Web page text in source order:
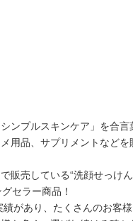
ンプルスキンケア」を合言
用品、サプリメントなどを
販売している“洗顔せっけん
セラー商品！
があり、たくさんのお客様